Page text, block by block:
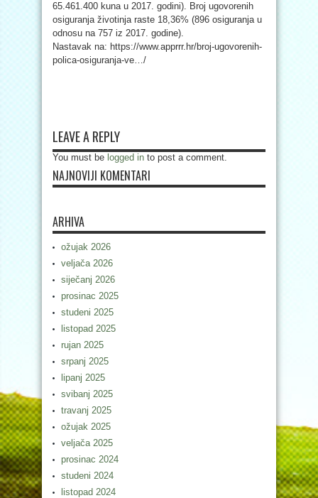
65.461.400 kuna u 2017. godini). Broj ugovorenih
osiguranja životinja raste 18,36% (896 osiguranja u
odnosu na 757 iz 2017. godine).
Nastavak na: https://www.apprrr.hr/broj-ugovorenih-
polica-osiguranja-ve…/
LEAVE A REPLY
You must be logged in to post a comment.
NAJNOVIJI KOMENTARI
ARHIVA
ožujak 2026
veljača 2026
siječanj 2026
prosinac 2025
studeni 2025
listopad 2025
rujan 2025
srpanj 2025
lipanj 2025
svibanj 2025
travanj 2025
ožujak 2025
veljača 2025
prosinac 2024
studeni 2024
listopad 2024